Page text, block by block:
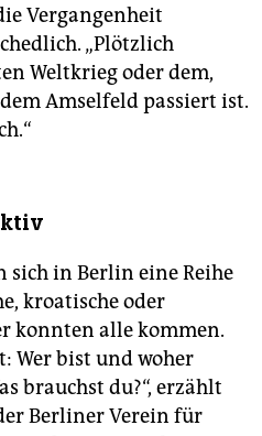
Vergangenheit
„Plötzlich
Weltkrieg oder dem,
Amselfeld passiert ist.
sich in Berlin eine Reihe
kroatische oder
konnten alle kommen.
Wer bist und woher
brauchst du?“, erzählt
Berliner Verein für